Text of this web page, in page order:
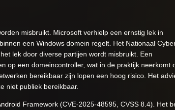
misbruikt. Microsoft verhielp een ernstig lek in
een Windows domein regelt. Het Nationaal
lek door diverse partijen wordt misbruikt. Een
op een domeincontroller, wat in de praktijk neerkomt
bereikbaar zijn lopen een hoog risico. Het
niet publiek bereikbaar.
Framework (CVE-2025-48595, CVSS 8.4). Het